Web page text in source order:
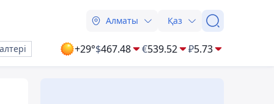
Алматы Қаз
+29°$467.48 €539.52 ₽5.73